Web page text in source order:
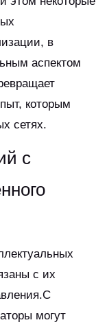
в
аспектом
которым
сетях.
с
с их
могут